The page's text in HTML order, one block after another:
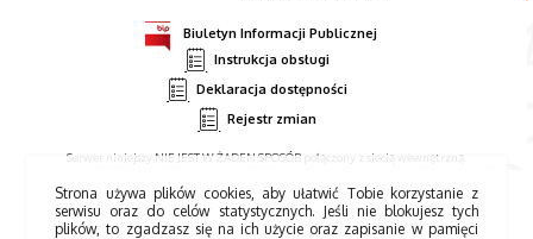
Biuletyn Informacji Publicznej
Instrukcja obsługi
Deklaracja dostępności
Rejestr zmian
Serwer niniejszy NIE JEST W ŻADEN SPOSÓB połączony z siecią wewnętrzną.
Strona używa plików cookies, aby ułatwić Tobie korzystanie z
serwisu oraz do celów statystycznych. Jeśli nie blokujesz tych
plików, to zgadzasz się na ich użycie oraz zapisanie w pamięci